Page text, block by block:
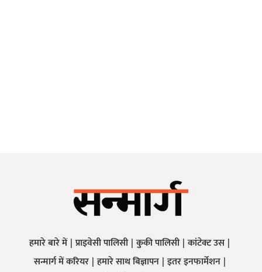
हमारे बारे में प्राइवेसी पालिसी कुकी पालिसी कांटेक्ट उस
सन्मार्ग में करियर हमारे साथ बिज्ञापन इतर इनफार्मेशन